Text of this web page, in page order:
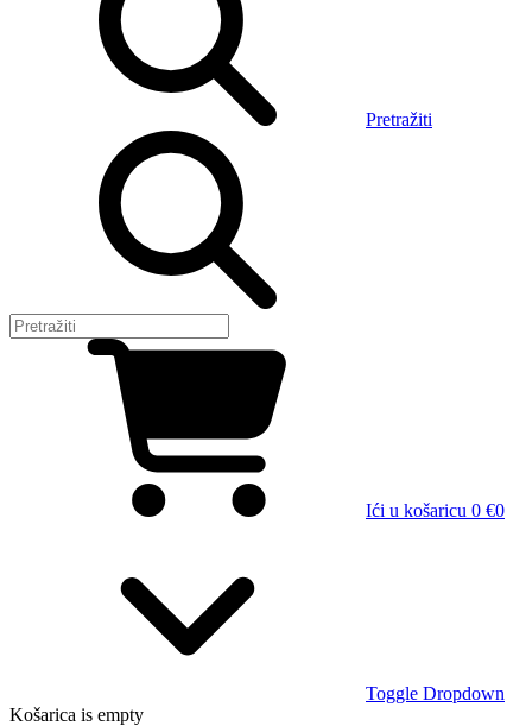
Pretražiti
Ići u košaricu 0 €0
Toggle Dropdown
Košarica is empty